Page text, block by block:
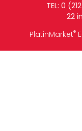
TEL: 0
22
PlatinMarket®